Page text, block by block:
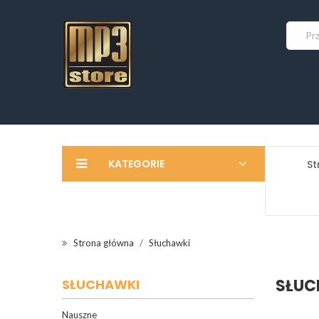
KATEGORIE
Strona główna Słuchawki
SŁUCHAWKI
Nauszne